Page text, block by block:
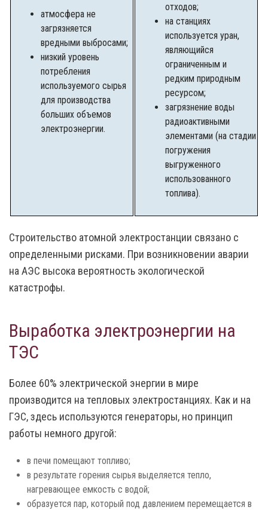
атмосфера не
загрязняется
вредными выбросами;
низкий уровень
потребления
используемого сырья
для производства
больших объемов
электроэнергии.
отходов;
на станциях
используется уран,
являющийся
ограниченным и
редким природным
ресурсом;
загрязнение воды
радиоактивными
элементами (на стадии
погружения
выгруженного
использованного
топлива).
Строительство атомной электростанции связано с
определенными рисками. При возникновении аварии
на АЭС высока вероятность экологической
катастрофы.
Выработка электроэнергии на
ТЭС
Более 60% электрической энергии в мире
производится на тепловых электростанциях. Как и на
ГЭС, здесь используются генераторы, но принцип
работы немного другой:
в печи помещают топливо;
в результате горения сырья выделяется тепло,
нагревающее емкость с водой;
образуется пар, который под давлением перемещается в